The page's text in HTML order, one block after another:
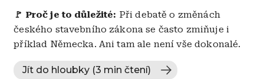
🚩 Proč je to důležité: Při debatě o změnách
českého stavebního zákona se často zmiňuje i
příklad Německa. Ani tam ale není vše dokonalé.
Jít do hloubky (3 min čtení)